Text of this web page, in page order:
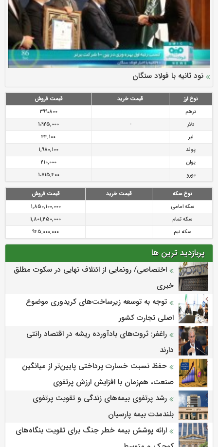
ارزش سهام عدالت بالا رفت
سرمایه بیمه کوثر به ۴ همت می‌رسد
نود ثانیه با فولاد سنگان
تقدیر دبیرکل سندیکای بیمه گران ایران از اقدامات مدیرعامل بیمه
رازی
توصیه های رئیس پلیس فتا به مشتریان بانک ها در مورد
پیشگیری از سرقت های مجازی
نوع ارز قیمت خرید
قیمت فروش
درهم
399،800
دلار
-
1،925,000
لیر
34,100
پوند
1,980,100
یوان
210,000
یورو
1،715,400
نوع سکه قیمت خرید
قیمت فروش
سکه امامی
1,850,100,000
سکه تمام
1,801,450,000
سکه نیم
945,000,000
پربازدید ترین ها
اختصاصی/ رونمایی از ائتلاف‌ نهایی در سکوت مطلق
خبری
توجه به توسعه زیرساخت‌های کریدوری موضوع
اصلی تجارت کشور
راغفر: ثروت‌های بادآورده ریشه در اقتصاد رانتی
دارند
حفظ نسبت خسارت پرداختی پایین‌تر از میانگین
صنعت، هم‌زمان با افزایش ارزش پرتفوی
رشد پرتفوی بیمه‌های زندگی و تقویت پرتفوی
بلندمدت بیمه پارسیان
ارائه پوشش بیمه خطر جنگ برای تقویت بنگاه‌های